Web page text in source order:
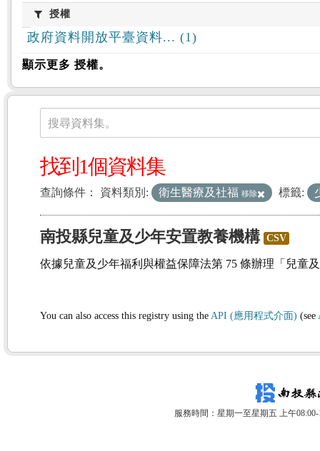
授權授權
政府資料開放平臺資料... (1)
顯示更多 授權。
資料集
搜尋資料集。
找到1個資料集
查詢條件： 資料類別: 衛生醫療及社福 移除 標籤:
南投縣兒童及少年安置教養機構 CSV
依據兒童及少年福利與權益保障法第 75 條辦理「兒童
You can also access this registry using the API (應用程式介面) (see
服務時間：星期一至星期五 上午